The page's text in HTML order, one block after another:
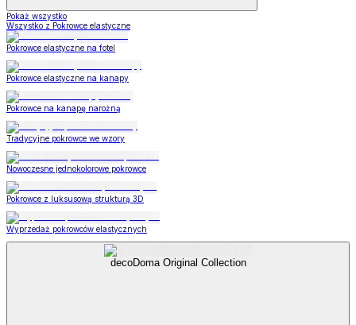
Pokaż wszystko
Wszystko z Pokrowce elastyczne
Pokrowce elastyczne na fotel
Pokrowce elastyczne na kanapy
Pokrowce na kanapę narożną
Tradycyjne pokrowce we wzory
Nowoczesne jednokolorowe pokrowce
Pokrowce z luksusową strukturą 3D
Wyprzedaż pokrowców elastycznych
decoDoma Original Collection